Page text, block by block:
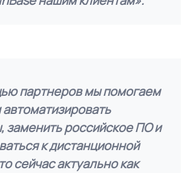
партнеров мы помогаем
заменить российское ПО и
к дистанционной
сейчас актуально как